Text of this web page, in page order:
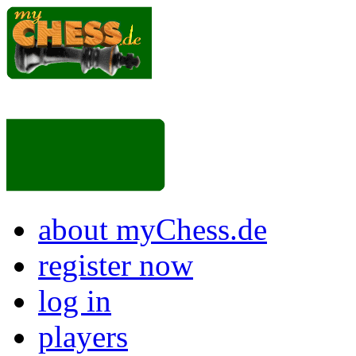
about myChess.de
register now
log in
players